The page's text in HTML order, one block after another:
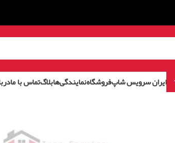
ایران سرویس شاپفروشگاهنمایندگی‌هابلاگتماس با ما